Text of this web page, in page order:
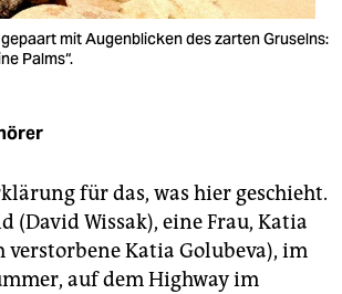
mit Augenblicken des zarten Gruselns:
Palms“.
für das, was hier geschieht.
(David Wissak), eine Frau, Katia
verstorbene Katia Golubeva), im
auf dem Highway im